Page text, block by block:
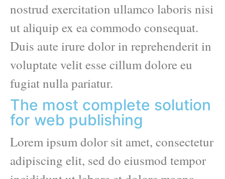
nostrud exercitation ullamco laboris nisi
ut aliquip ex ea commodo consequat.
Duis aute irure dolor in reprehenderit in
voluptate velit esse cillum dolore eu
fugiat nulla pariatur.
The most complete solution
for web publishing
Lorem ipsum dolor sit amet, consectetur
adipiscing elit, sed do eiusmod tempor